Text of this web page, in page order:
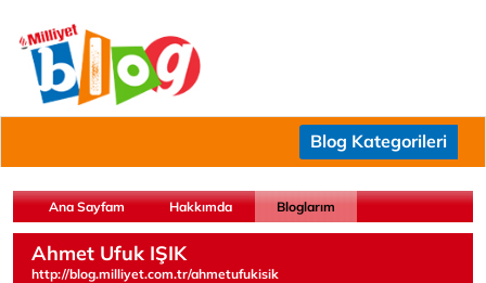
Blog Kategorileri
Ana Sayfam Hakkımda Bloglarım
Ahmet Ufuk IŞIK
http://blog.milliyet.com.tr/ahmetufukisik